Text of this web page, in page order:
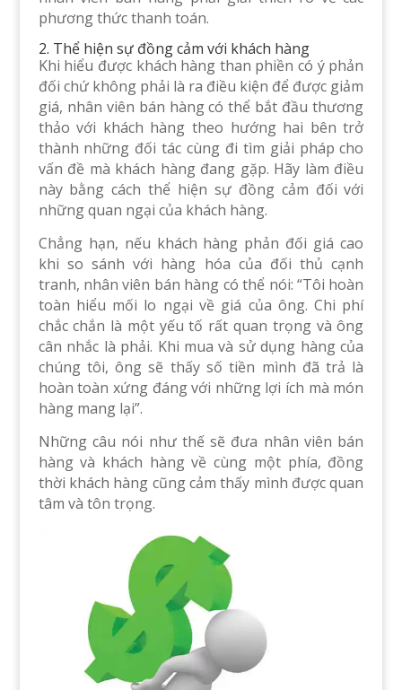
phương thức thanh toán.
2. Thể hiện sự đồng cảm với khách hàng
Khi hiểu được khách hàng than phiền có ý phản
đối chứ không phải là ra điều kiện để được giảm
giá, nhân viên bán hàng có thể bắt đầu thương
thảo với khách hàng theo hướng hai bên trở
thành những đối tác cùng đi tìm giải pháp cho
vấn đề mà khách hàng đang gặp. Hãy làm điều
này bằng cách thể hiện sự đồng cảm đối với
những quan ngại của khách hàng.
Chẳng hạn, nếu khách hàng phản đối giá cao
khi so sánh với hàng hóa của đối thủ cạnh
tranh, nhân viên bán hàng có thể nói: “Tôi hoàn
toàn hiểu mối lo ngại về giá của ông. Chi phí
chắc chắn là một yếu tố rất quan trọng và ông
cân nhắc là phải. Khi mua và sử dụng hàng của
chúng tôi, ông sẽ thấy số tiền mình đã trả là
hoàn toàn xứng đáng với những lợi ích mà món
hàng mang lại”.
Những câu nói như thế sẽ đưa nhân viên bán
hàng và khách hàng về cùng một phía, đồng
thời khách hàng cũng cảm thấy mình được quan
tâm và tôn trọng.